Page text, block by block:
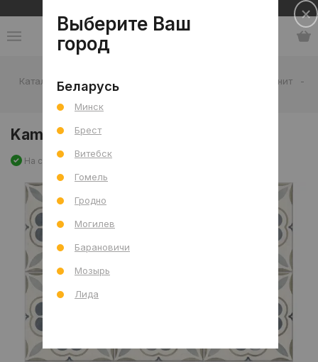
Каталог - Керамогранит
-
Kamari Fint Mat 60x60
На складе Артикул: 0000029386
Выберите Ваш
город
Беларусь
Минск
Брест
Витебск
Гомель
Гродно
Могилев
Барановичи
Мозырь
Лида